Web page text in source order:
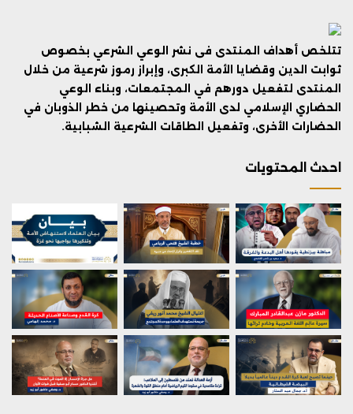
تتلخص أهداف المنتدى فى نشر الوعي الشرعي بخصوص
ثوابت الدين وقضايا الأمة الكبرى، وإبراز رموز شرعية من خلال
المنتدى لتفعيل دورهم في المجتمعات، وبناء الوعي
الحضاري الإسلامي لدى الأمة وتحصينها من خطر الذوبان في
الحضارات الأخرى، وتفعيل الطاقات الشرعية الشبابية.
احدث المحتويات